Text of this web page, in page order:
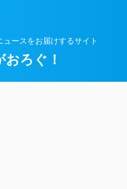
ースをお届けするサイト
おろぐ！